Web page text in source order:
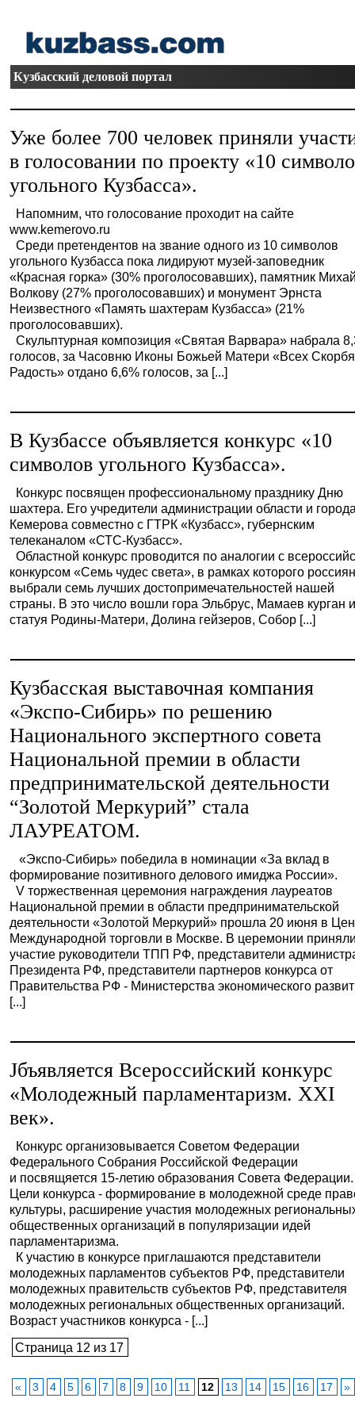
Кузбасский деловой портал
Уже более 700 человек приняли
в голосовании по проекту «10
угольного Кузбасса».
Напомним, что голосование проходит на сайте
www.kemerovo.ru
Среди претендентов на звание одного из 10 символов
угольного Кузбасса пока лидируют музей-заповедник
«Красная горка» (30% проголосовавших), памятник
Волкову (27% проголосовавших) и монумент Эрнста
Неизвестного «Память шахтерам Кузбасса» (21%
проголосовавших).
Скульптурная композиция «Святая Варвара» набрала
голосов, за Часовню Иконы Божьей Матери «Всех
Радость» отдано 6,6% голосов, за [...]
В Кузбассе объявляется конкурс «10
символов угольного Кузбасса».
Конкурс посвящен профессиональному празднику Дню
шахтера. Его учредители администрации области и
Кемерова совместно с ГТРК «Кузбасс», губернским
телеканалом «СТС-Кузбасс».
Областной конкурс проводится по аналогии с
конкурсом «Семь чудес света», в рамках которого
выбрали семь лучших достопримечательностей нашей
страны. В это число вошли гора Эльбрус, Мамаев курган
статуя Родины-Матери, Долина гейзеров, Собор [...]
Кузбасская выставочная компания
«Экспо-Сибирь» по решению
Национального экспертного совета
Национальной премии в области
предпринимательской деятельности
“Золотой Меркурий” стала
ЛАУРЕАТОМ.
«Экспо-Сибирь» победила в номинации «За вклад в
формирование позитивного делового имиджа России».
V торжественная церемония награждения лауреатов
Национальной премии в области предпринимательской
деятельности «Золотой Меркурий» прошла 20 июня в
Международной торговли в Москве. В церемонии
участие руководители ТПП РФ, представители
Президента РФ, представители партнеров конкурса от
Правительства РФ - Министерства экономического
[...]
Jбъявляется Всероссийский конкурс
«Молодежный парламентаризм. XXI
век».
Конкурс организовывается Советом Федерации
Федерального Собрания Российской Федерации
и посвящяется 15-летию образования Совета Федерации.
Цели конкурса - формирование в молодежной среде
культуры, расширение участия молодежных
общественных организаций в популяризации идей
парламентаризма.
К участию в конкурсе приглашаются представители
молодежных парламентов субъектов РФ, представители
молодежных правительств субъектов РФ, представителя
молодежных региональных общественных организаций.
Возраст участников конкурса - [...]
Страница 12 из 17
« 3 4 5 6 7 8 9 10 11 12 13 14 15 16 17 »